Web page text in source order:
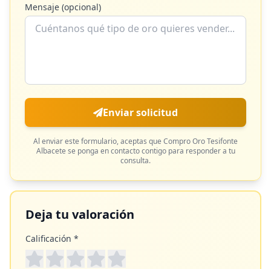
Mensaje (opcional)
Enviar solicitud
Al enviar este formulario, aceptas que Compro Oro Tesifonte
Albacete se ponga en contacto contigo para responder a tu
consulta.
Deja tu valoración
Calificación *